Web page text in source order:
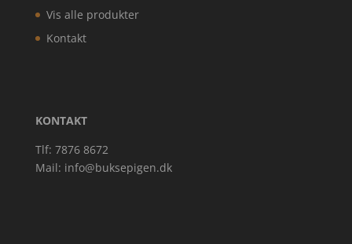
Vis alle produkter
Kontakt
KONTAKT
Tlf: 7876 8672
Mail: info@buksepigen.dk